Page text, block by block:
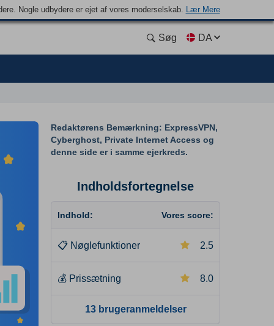
Nogle udbydere er ejet af vores moderselskab. Lær Mere
Søg DA
Redaktørens Bemærkning: ExpressVPN,
Cyberghost, Private Internet Access og
denne side er i samme ejerkreds.
Indholdsfortegnelse
Indhold: Vores score:
📋 Nøglefunktioner 2.5
💰 Prissætning 8.0
13 brugeranmeldelser